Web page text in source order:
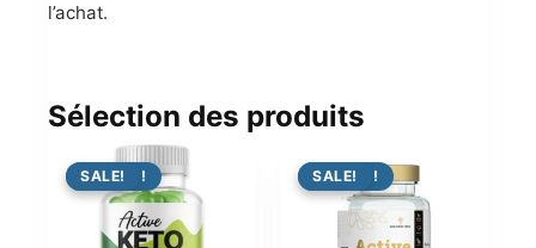
l’achat.
Sélection des produits
PROMO !
SALE! PROMO !
SALE!